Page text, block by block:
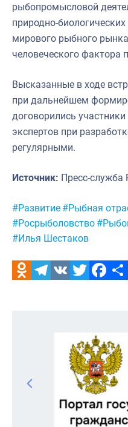
рыбопромысловой
природно-
мирового рыбного
человеческого фактора
Высказанные в ходе
при дальнейшем
договорились
экспертов при
регулярными.
Источник: Пресс-служба
Метки:
#Развитие #Рыбная
#Росрыболовство
#Илья Шестаков